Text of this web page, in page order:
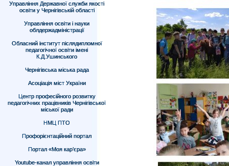
Управління Державної служби якості
освіти у Чернігівській області
Управління освіти і науки
облдержадміністрації
Обласний інститут післядипломної
педагогічної освіти імені
К.Д.Ушинського
Чернігівська міська рада
Асоціація міст України
Центр професійного розвитку
педагогічних працівників Чернігівської
міської ради
НМЦ ПТО
Профорієнтаційний портал
Портал «Моя кар’єра»
Youtube-канал управління освіти